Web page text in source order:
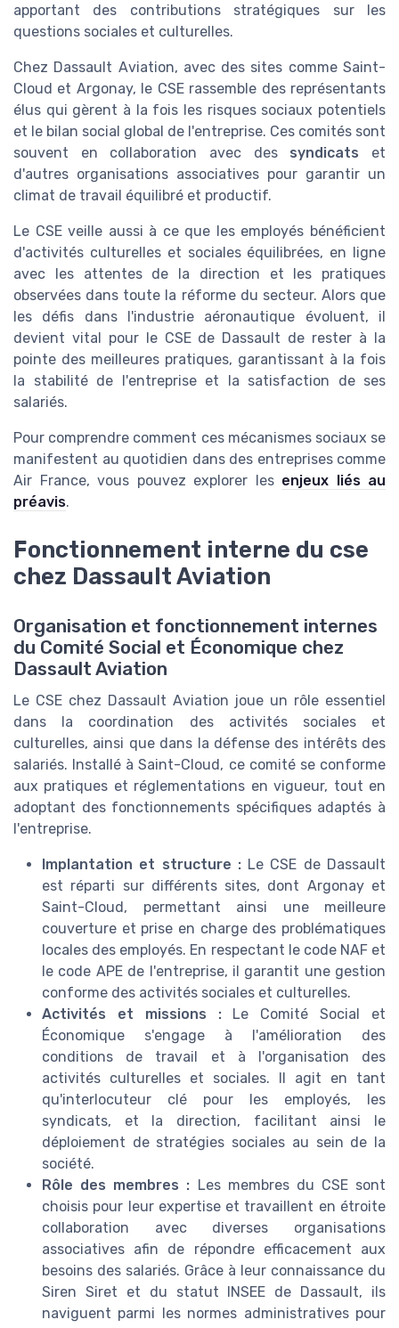
apportant des contributions stratégiques sur les
questions sociales et culturelles.
Chez Dassault Aviation, avec des sites comme Saint-
Cloud et Argonay, le CSE rassemble des représentants
élus qui gèrent à la fois les risques sociaux potentiels
et le bilan social global de l'entreprise. Ces comités sont
souvent en collaboration avec des syndicats et
d'autres organisations associatives pour garantir un
climat de travail équilibré et productif.
Le CSE veille aussi à ce que les employés bénéficient
d'activités culturelles et sociales équilibrées, en ligne
avec les attentes de la direction et les pratiques
observées dans toute la réforme du secteur. Alors que
les défis dans l'industrie aéronautique évoluent, il
devient vital pour le CSE de Dassault de rester à la
pointe des meilleures pratiques, garantissant à la fois
la stabilité de l'entreprise et la satisfaction de ses
salariés.
Pour comprendre comment ces mécanismes sociaux se
manifestent au quotidien dans des entreprises comme
Air France, vous pouvez explorer les enjeux liés au
préavis.
Fonctionnement interne du cse
chez Dassault Aviation
Organisation et fonctionnement internes
du Comité Social et Économique chez
Dassault Aviation
Le CSE chez Dassault Aviation joue un rôle essentiel
dans la coordination des activités sociales et
culturelles, ainsi que dans la défense des intérêts des
salariés. Installé à Saint-Cloud, ce comité se conforme
aux pratiques et réglementations en vigueur, tout en
adoptant des fonctionnements spécifiques adaptés à
l'entreprise.
Implantation et structure :Le CSE de Dassault
est réparti sur différents sites, dont Argonay et
Saint-Cloud, permettant ainsi une meilleure
couverture et prise en charge des problématiques
locales des employés. En respectant le code NAF et
le code APE de l'entreprise, il garantit une gestion
conforme des activités sociales et culturelles.
Activités et missions :Le Comité Social et
Économique s'engage à l'amélioration des
conditions de travail et à l'organisation des
activités culturelles et sociales. Il agit en tant
qu'interlocuteur clé pour les employés, les
syndicats, et la direction, facilitant ainsi le
déploiement de stratégies sociales au sein de la
société.
Rôle des membres : Les membres du CSE sont
choisis pour leur expertise et travaillent en étroite
collaboration avec diverses organisations
associatives afin de répondre efficacement aux
besoins des salariés. Grâce à leur connaissance du
Siren Siret et du statut INSEE de Dassault, ils
naviguent parmi les normes administratives pour